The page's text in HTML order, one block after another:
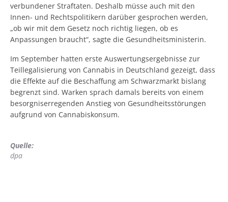
verbundener Straftaten. Deshalb müsse auch mit den
Innen- und Rechtspolitikern darüber gesprochen werden,
„ob wir mit dem Gesetz noch richtig liegen, ob es
Anpassungen braucht“, sagte die Gesundheitsministerin.
Im September hatten erste Auswertungsergebnisse zur
Teillegalisierung von Cannabis in Deutschland gezeigt, dass
die Effekte auf die Beschaffung am Schwarzmarkt bislang
begrenzt sind. Warken sprach damals bereits von einem
besorgniserregenden Anstieg von Gesundheitsstörungen
aufgrund von Cannabiskonsum.
Quelle:
dpa